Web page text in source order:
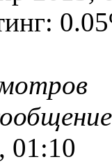
01:10